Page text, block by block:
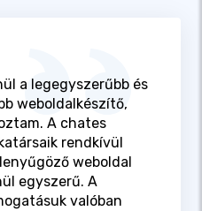
a legegyszerűbb és
weboldalkészítő,
A chates
rendkívül
weboldal
egyszerű. A
valóban